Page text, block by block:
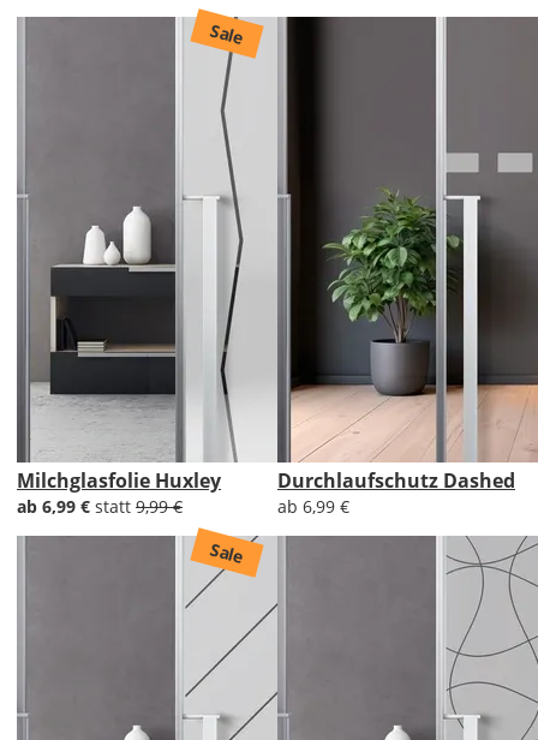
Sale
Milchglasfolie Huxley
ab 6,99 € statt 9,99 €
Durchlaufschutz Dashed
ab 6,99 €
Sale